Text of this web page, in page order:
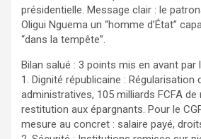
présidentielle. Message clair : le
Oligui Nguema un “homme d’État”
“dans la tempête”.
Bilan salué : 3 points mis en avant par
1. Dignité républicaine : Régularisation
administratives, 105 milliards FCFA
restitution aux épargnants. Pour le
mesure au concret : salaire payé,